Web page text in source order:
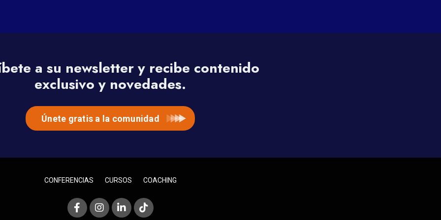
a su newsletter y recibe contenido
exclusivo y novedades.
Únete gratis a la comunidad
CONFERENCIAS CURSOS COACHING